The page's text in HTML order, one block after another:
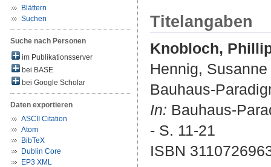
Blättern
Suchen
Suche nach Personen
im Publikationsserver
bei BASE
bei Google Scholar
Daten exportieren
ASCII Citation
Atom
BibTeX
Dublin Core
EP3 XML
Titelangaben
Knobloch,
Hennig, Susanne
Bauhaus-
In: Bauhaus-
- S. 11-21
ISBN